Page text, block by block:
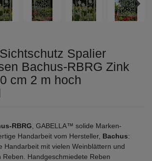
Spalier
Bachus-RBRG Zink
cm 2 m hoch
RBRG , GABELLA™ solide Marken-
Handarbeit vom Hersteller, Bachus:
Handarbeit mit vielen Weinblättern und
Reben. Handgeschmiedete Reben